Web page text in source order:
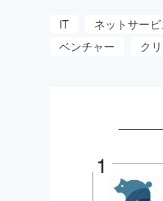
IT ネットサービ
ベンチャー
ク